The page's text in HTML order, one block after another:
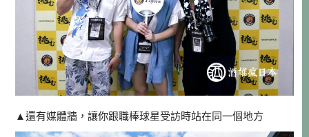
▲還有媒體牆，讓你跟職棒球星受訪時站在同一個地方